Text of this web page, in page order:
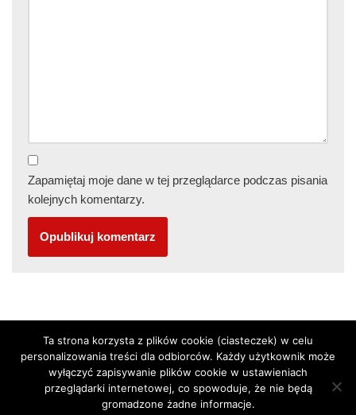
Zapamiętaj moje dane w tej przeglądarce podczas pisania
kolejnych komentarzy.
Neve| Powered byWordPress
Regulamin zakupu
Ta strona korzysta z plików cookie (ciasteczek) w celu
personalizowania treści dla odbiorców. Każdy użytkownik może
wyłączyć zapisywanie plików cookie w ustawieniach
przeglądarki internetowej, co spowoduje, że nie będą
gromadzone żadne informacje.